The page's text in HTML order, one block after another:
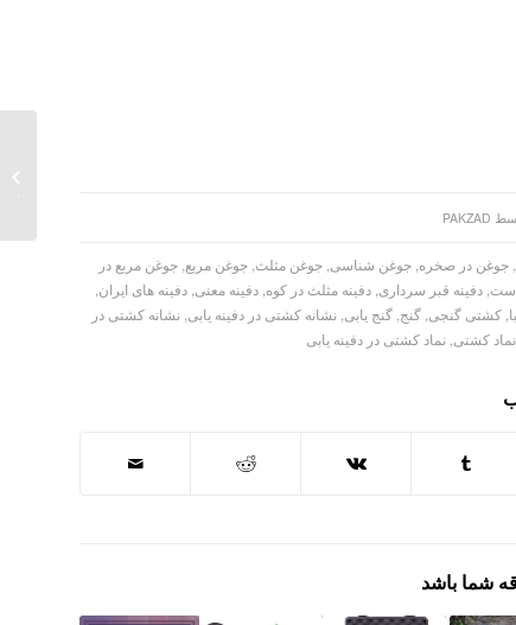
PAKZAD
,جوغن در صخره ,جوغن شناسی ,جوغن مثلث ,جوغن مربع ,جوغن مربع در
دفینه قبر سرداری دفینه مثلث در کوه دفینه معنی دفینه های ایران
کشتی گنجی گنج گنج یابی نشانه کشتی در دفینه یابی نشانه کشتی در
نماد کشتی نماد کشتی در دفینه یابی
شما باشد
یابی